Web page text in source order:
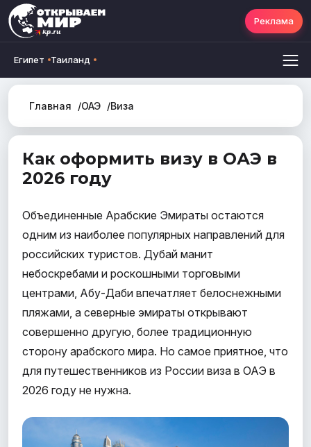
Египет Таиланд
Реклама
Главная ОАЭ Виза
Как оформить визу в ОАЭ в
2026 году
Объединенные Арабские Эмираты остаются
одним из наиболее популярных направлений для
российских туристов. Дубай манит
небоскребами и роскошными торговыми
центрами, Абу-Даби впечатляет белоснежными
пляжами, а северные эмираты открывают
совершенно другую, более традиционную
сторону арабского мира. Но самое приятное, что
для путешественников из России виза в ОАЭ в
2026 году не нужна.